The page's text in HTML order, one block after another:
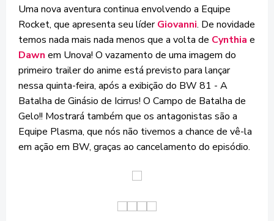
Uma nova aventura continua envolvendo a Equipe
Rocket, que apresenta seu líderGiovanni. De novidade
temos nada mais nada menos que a volta de Cynthia e
Dawn em Unova! O vazamento de uma imagem do
primeiro trailer do anime está previsto para lançar
nessa quinta-feira, após a exibição do BW 81 - A
Batalha de Ginásio de Icirrus! O Campo de Batalha de
Gelo!! Mostrará também que os antagonistas são a
Equipe Plasma, que nós não tivemos a chance de vê-la
em ação em BW, graças ao cancelamento do episódio.